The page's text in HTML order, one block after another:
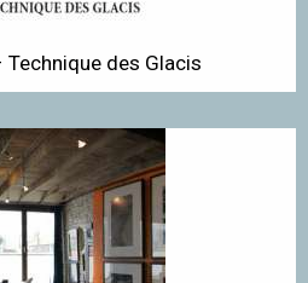
Technique des Glacis